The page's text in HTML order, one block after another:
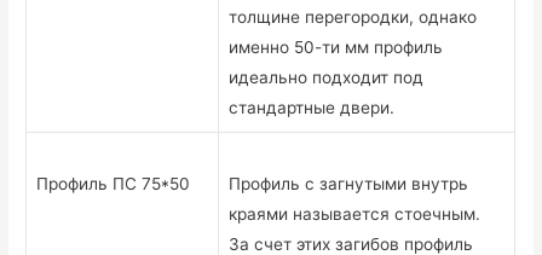
толщине перегородки, однако
именно 50-ти мм профиль
идеально подходит под
стандартные двери.
Профиль ПС 75*50
Профиль с загнутыми внутрь
краями называется стоечным.
За счет этих загибов профиль